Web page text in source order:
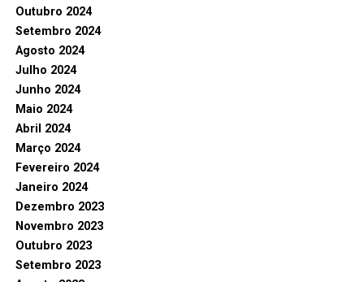
Outubro 2024
Setembro 2024
Agosto 2024
Julho 2024
Junho 2024
Maio 2024
Abril 2024
Março 2024
Fevereiro 2024
Janeiro 2024
Dezembro 2023
Novembro 2023
Outubro 2023
Setembro 2023